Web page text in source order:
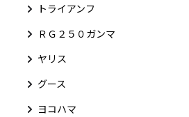
トライアンフ
ＲＧ２５０ガンマ
ヤリス
グース
ヨコハマ